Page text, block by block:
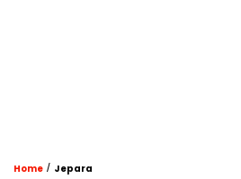
Home / Jepara